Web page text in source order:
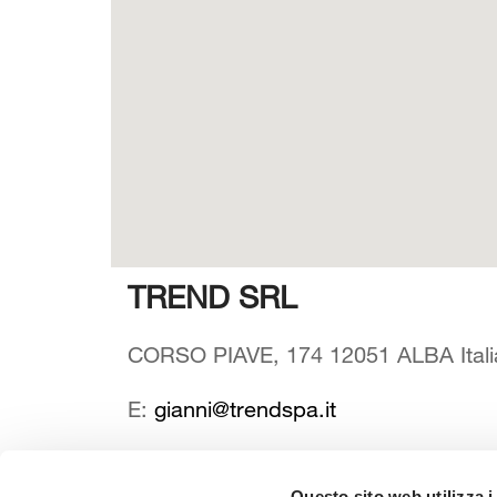
TREND SRL
CORSO PIAVE, 174 12051 ALBA
E: gianni@trendspa.it